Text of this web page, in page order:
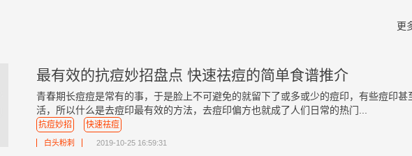
更
最有效的抗痘妙招盘点 快速祛痘的简单食谱推介
青春期长痘痘是常有的事，于是脸上不可避免的就留下了或多或少的痘印，有些痘印甚
活，所以什么是去痘印最有效的方法，去痘印偏方也就成了人们日常的热门...
抗痘妙招 快速祛痘
白头粉刺 2019-10-25 16:59:31